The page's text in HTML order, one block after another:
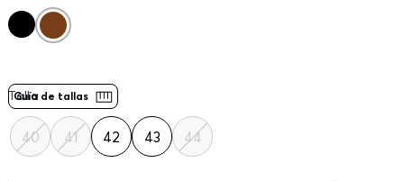
Guía de tallas
Talla
40 41 42 43 44